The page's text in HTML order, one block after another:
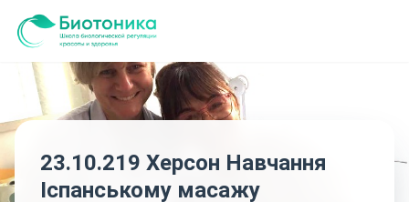
23.10.219 Херсон Навчання
Іспанському масажу